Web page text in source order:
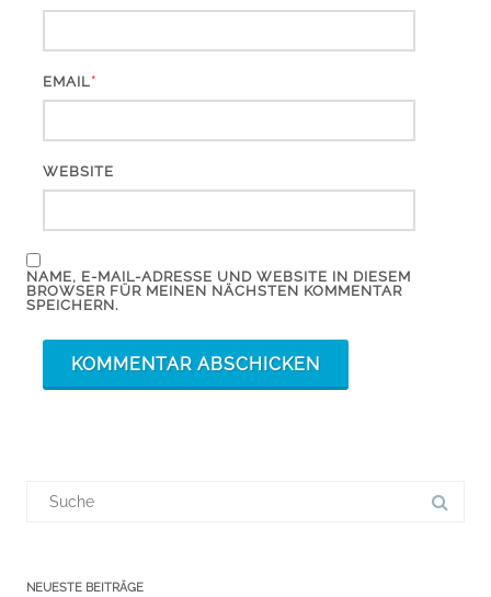
EMAIL*
WEBSITE
NAME, E-MAIL-ADRESSE UND WEBSITE IN DIESEM
BROWSER FÜR MEINEN NÄCHSTEN KOMMENTAR
SPEICHERN.
NEUESTE BEITRÄGE